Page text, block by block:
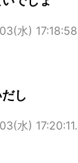
水)
し
水)